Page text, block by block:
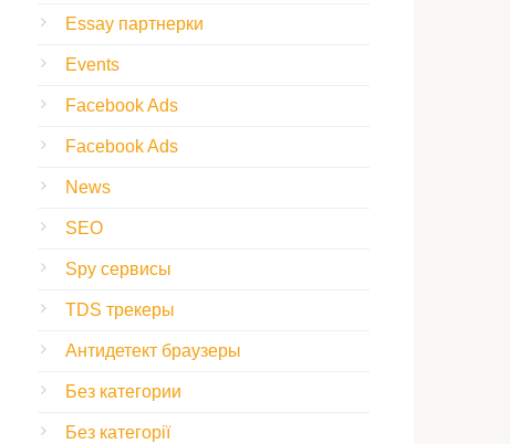
Essay партнерки
Events
Facebook Ads
Facebook Ads
News
SEO
Spy сервисы
TDS трекеры
Антидетект браузеры
Без категории
Без категорії